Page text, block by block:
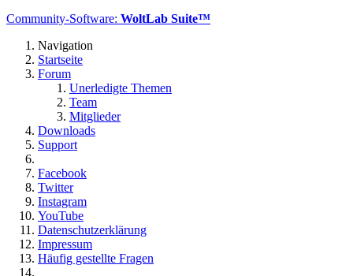
Community-Software: WoltLab Suite™
Navigation
Startseite
Forum
Unerledigte Themen
Team
Mitglieder
Downloads
Support
Facebook
Twitter
Instagram
YouTube
Datenschutzerklärung
Impressum
Häufig gestellte Fragen